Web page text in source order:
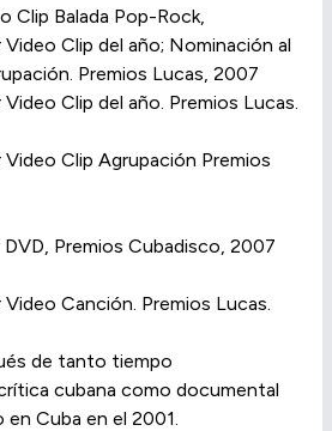
Clip Balada Pop-Rock,
Clip del año; Nominación al
Premios Lucas, 2007
Clip del año. Premios Lucas.
Clip Agrupación Premios
Premios Cubadisco, 2007
Canción. Premios Lucas.
de tanto tiempo
cubana como documental
Cuba en el 2001.